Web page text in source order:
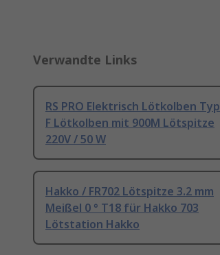
Verwandte Links
RS PRO Elektrisch Lötkolben Typ
F Lötkolben mit 900M Lötspitze
220V / 50 W
Hakko / FR702 Lötspitze 3.2 mm
Meißel 0 ° T18 für Hakko 703
Lötstation Hakko